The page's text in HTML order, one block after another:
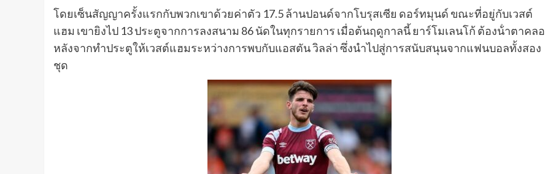
โดยเซ็นสัญญาครั้งแรกกับพวกเขาด้วยค่าตัว 17.5 ล้านปอนด์จากโบรุสเซีย ดอร์ทมุนด์ ขณะที่อยู่กับเวสต์
แฮม เขายิงไป 13 ประตูจากการลงสนาม 86 นัดในทุกรายการ เมื่อต้นฤดูกาลนี้ ยาร์โมเลนโก้ ต้องน้ําตาคลอ
หลังจากทําประตูให้เวสต์แฮมระหว่างการพบกับแอสตัน วิลล่า ซึ่งนําไปสู่การสนับสนุนจากแฟนบอลทั้งสอง
ชุด